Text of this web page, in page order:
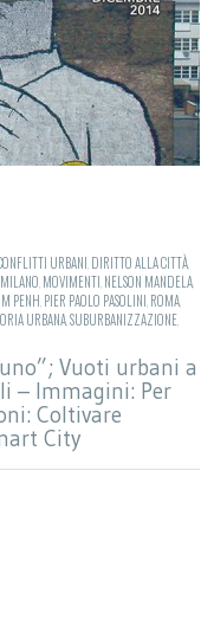
URBANI DIRITTO ALLA CITTÀ
MILANO MOVIMENTI NELSON MANDELA
PENH PIER PAOLO PASOLINI ROMA
URBANASUBURBANIZZAZIONE
Vuoti urbani a
– Immagini: Per
Coltivare
City